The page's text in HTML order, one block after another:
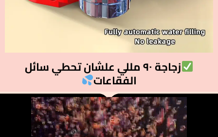
زجاجة ٩٠ مللي علشان تحطي سائل
الفقاعات